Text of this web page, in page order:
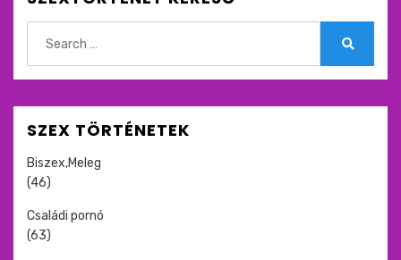
for:
SZEX TÖRTÉNETEK
Biszex,Meleg
(46)
Családi pornó
(63)